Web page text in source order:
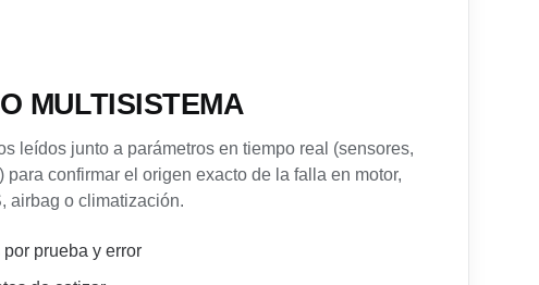
MULTISISTEMA
leídos junto a parámetros en tiempo real (sensores,
para confirmar el origen exacto de la falla en motor,
airbag o climatización.
prueba y error